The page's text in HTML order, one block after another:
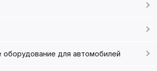
оборудование для автомобилей